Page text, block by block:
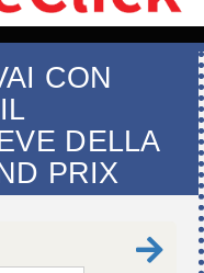
CON
DELLA
PRIX